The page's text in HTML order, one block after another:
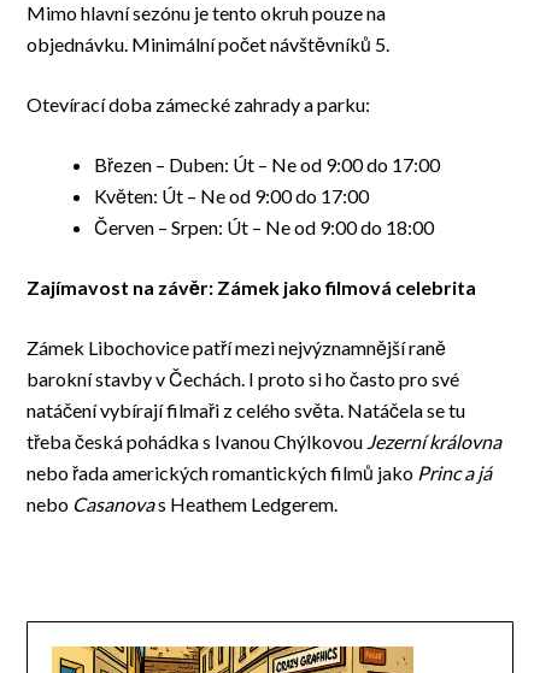
Mimo hlavní sezónu je tento okruh pouze na
objednávku. Minimální počet návštěvníků 5.
Otevírací doba zámecké zahrady a parku:
Březen – Duben: Út – Ne od 9:00 do 17:00
Květen: Út – Ne od 9:00 do 17:00
Červen – Srpen: Út – Ne od 9:00 do 18:00
Zajímavost na závěr: Zámek jako filmová celebrita
Zámek Libochovice patří mezi nejvýznamnější raně
barokní stavby v Čechách. I proto si ho často pro své
natáčení vybírají filmaři z celého světa. Natáčela se tu
třeba česká pohádka s Ivanou Chýlkovou Jezerní královna
nebo řada amerických romantických filmů jako Princ a já
nebo Casanovas Heathem Ledgerem.